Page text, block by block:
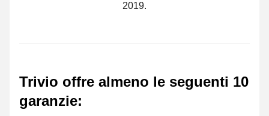
2019.
Trivio offre almeno le seguenti 10
garanzie: